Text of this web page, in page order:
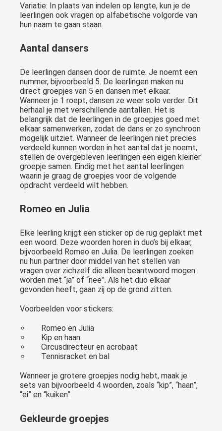
Variatie: In plaats van indelen op lengte, kun je de
leerlingen ook vragen op alfabetische volgorde van
hun naam te gaan staan.
Aantal dansers
De leerlingen dansen door de ruimte. Je noemt een
nummer, bijvoorbeeld 5. De leerlingen maken nu
direct groepjes van 5 en dansen met elkaar.
Wanneer je 1 roept, dansen ze weer solo verder. Dit
herhaal je met verschillende aantallen. Het is
belangrijk dat de leerlingen in de groepjes goed met
elkaar samenwerken, zodat de dans er zo synchroon
mogelijk uitziet. Wanneer de leerlingen niet precies
verdeeld kunnen worden in het aantal dat je noemt,
stellen de overgebleven leerlingen een eigen kleiner
groepje samen. Eindig met het aantal leerlingen
waarin je graag de groepjes voor de volgende
opdracht verdeeld wilt hebben.
Romeo en Julia
Elke leerling krijgt een sticker op de rug geplakt met
een woord. Deze woorden horen in duo’s bij elkaar,
bijvoorbeeld Romeo en Julia. De leerlingen zoeken
nu hun partner door middel van het stellen van
vragen over zichzelf die alleen beantwoord mogen
worden met “ja” of “nee”. Als het duo elkaar
gevonden heeft, gaan zij op de grond zitten.
Voorbeelden voor stickers:
Romeo en Julia
Kip en haan
Circusdirecteur en acrobaat
Tennisracket en bal
Wanneer je grotere groepjes nodig hebt, maak je
sets van bijvoorbeeld 4 woorden, zoals “kip”, “haan”,
“ei” en “kuiken”.
Gekleurde groepjes